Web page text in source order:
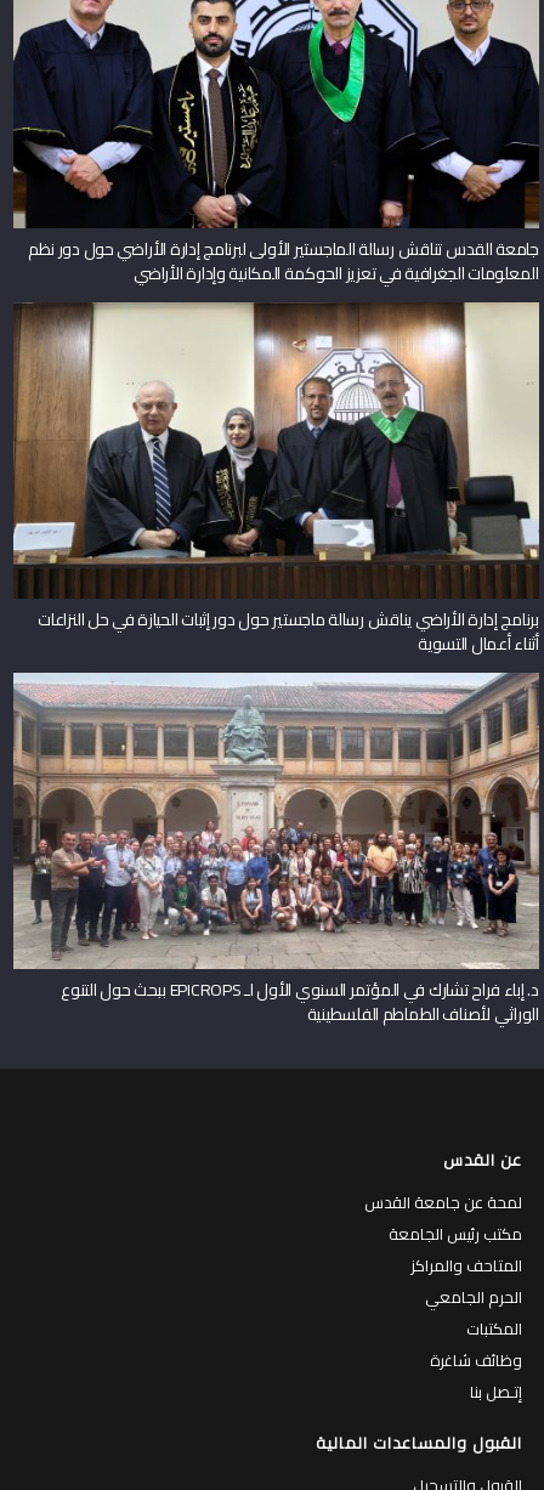
جامعة القدس تناقش رسالة الماجستير الأولى لبرنامج إدارة الأراضي حول دور نظم
المعلومات الجغرافية في تعزيز الحوكمة المكانية وإدارة الأراضي
برنامج إدارة الأراضي يناقش رسالة ماجستير حول دور إثبات الحيازة في حل النزاعات
أثناء أعمال التسوية
د. إباء فراح تشارك في المؤتمر السنوي الأول لـ EPICROPS ببحث حول التنوع
الوراثي لأصناف الطماطم الفلسطينية
عن القدس
لمحة عن جامعة القدس
مكتب رئيس الجامعة
المتاحف والمراكز
الحرم الجامعي
المكتبات
وظائف شاغرة
إتـصل بنا
القبول والمساعدات المالية
القبول والتسجيل